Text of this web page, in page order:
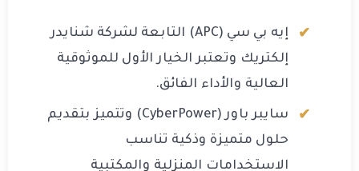
إيه بي سي (APC) التابعة لشركة شنايدر
إلكتريك وتعتبر الخيار الأول للموثوقية
العالية والأداء الفائق.
سايبر باور (CyberPower) وتتميز بتقديم
حلول متميزة وذكية تناسب
الاستخدامات المنزلية والمكتبية